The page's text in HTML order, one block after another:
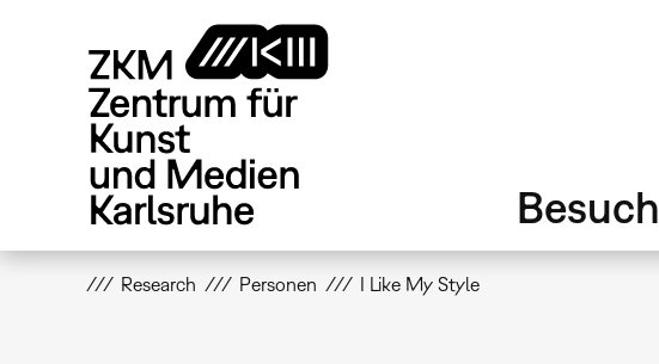
Besuch
Research Personen I Like My Style